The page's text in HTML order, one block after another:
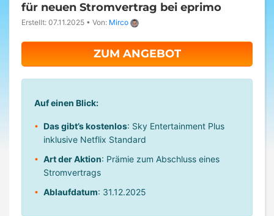
für neuen Stromvertrag bei eprimo
Erstellt: 07.11.2025 • Von: Mirco
ZUM ANGEBOT
Auf einen Blick:
Das gibt’s kostenlos: Sky Entertainment Plus
inklusive Netflix Standard
Art der Aktion: Prämie zum Abschluss eines
Stromvertrags
Ablaufdatum: 31.12.2025